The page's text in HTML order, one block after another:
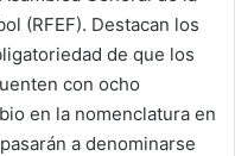
(RFEF). Destacan los
de que los
con ocho
en la nomenclatura en
a denominarse